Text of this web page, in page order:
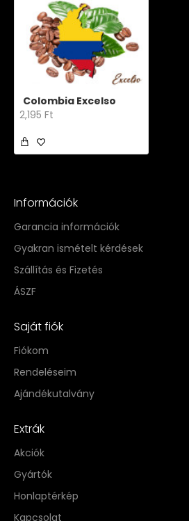
Colombia Excelso
2,195 Ft
Információk
Garancia információk
Gyakran ismételt kérdések
Szállítás és Fizetés
ÁSZF
Saját fiók
Fiókom
Rendeléseim
Ajándékutalvány
Extrák
Akciók
Gyártók
Honlaptérkép
Kapcsolat